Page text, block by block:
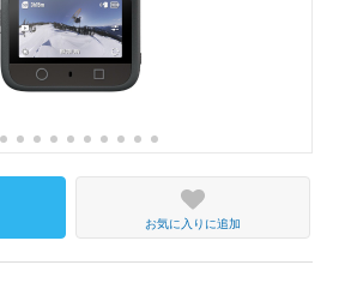
お気に入りに追加